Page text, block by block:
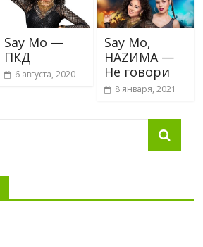
Say Mo —
ПКД
6 августа, 2020
Say Mo,
HАZИМА —
Не говори
8 января, 2021